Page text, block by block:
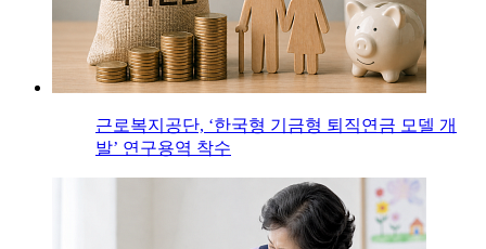
근로복지공단, ‘한국형 기금형 퇴직연금 모델 개
발’ 연구용역 착수